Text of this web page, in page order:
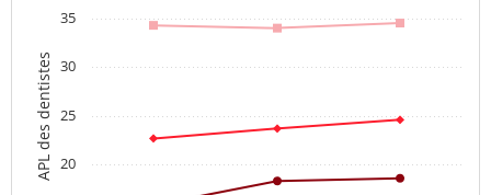
APL des dentistes 20
25
30
35